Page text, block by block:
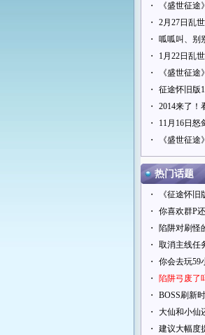
・
《盛世征
・
2月27日乱
・
呱呱叫、别
・
1月22日乱
・
《盛世征
・
征途怀旧版
・
2014来了
・
11月16日怒
・
《盛世征
热门话题
・ 《征途怀旧
・
你喜欢群P
・
陷阱对刷怪
・
取消主线任
・
你会去玩59
・
陷阱弓废了
・
BOSS刷新
・
大仙和小仙
・
建议大幅度